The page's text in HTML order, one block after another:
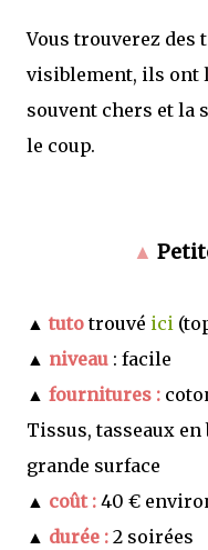
Vous trouverez des
visiblement, ils ont
souvent chers et la
le coup.
▲
▲ tutotrouvé ici
▲ niveau : facile
▲ fournitures :
Tissus, tasseaux
grande surface
▲ coût : 40 €
▲ durée : 2 soirées